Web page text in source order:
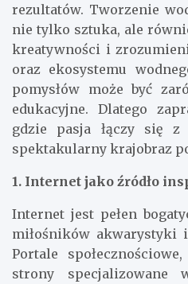
rezultatów. Tworzenie
nie tylko sztuka, ale
kreatywności i
oraz ekosystemu
pomysłów może być
edukacyjne. Dlatego
gdzie pasja łączy się
spektakularny krajobraz
1. Internet jako źródło
Internet jest pełen
miłośników akwarystyki
Portale
strony specjalizowane